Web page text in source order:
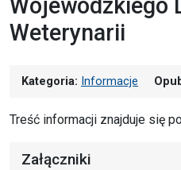
Wojewódzkiego
Weterynarii
Kategoria: Informacje
Treść informacji znajduje się
Załączniki